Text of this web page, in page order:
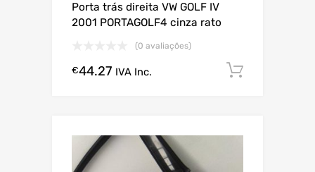
Porta trás direita VW GOLF IV
2001 PORTAGOLF4 cinza rato
(0 avaliações)
€44.27 IVA Inc.